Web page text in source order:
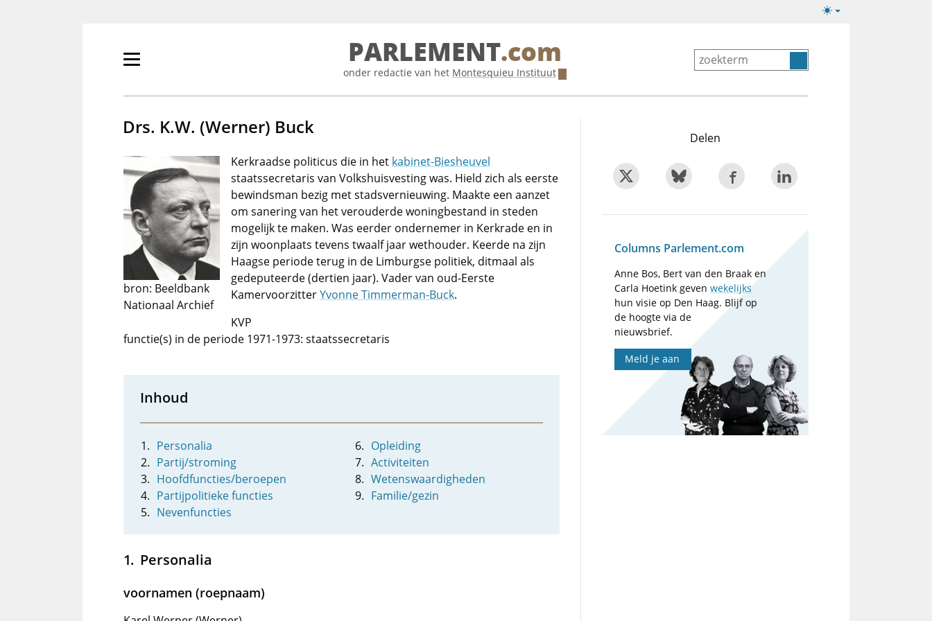
Lichte/donkere
Primair
tonen/verbergen
PARLEMENT.com
onder redactie van het Montesquieu Instituut
Drs. K.W. (Werner) Buck
bron: Beeldbank
Nationaal Archief
Kerkraadse politicus die in het kabinet-Biesheuvel
staatssecretaris van Volkshuisvesting was. Hield zich als eerste
bewindsman bezig met stadsvernieuwing. Maakte een aanzet
om sanering van het verouderde woningbestand in steden
mogelijk te maken. Was eerder ondernemer in Kerkrade en in
zijn woonplaats tevens twaalf jaar wethouder. Keerde na zijn
Haagse periode terug in de Limburgse politiek, ditmaal als
gedeputeerde (dertien jaar). Vader van oud-Eerste
KamervoorzitterYvonne Timmerman-Buck.
KVP
functie(s) in de periode 1971-1973: staatssecretaris
Inhoud
Personalia
Partij/stroming
Hoofdfuncties/beroepen
Partijpolitieke functies
Nevenfuncties
Opleiding
Activiteiten
Wetenswaardigheden
Familie/gezin
Personalia
voornamen (roepnaam)
Delen
Columns Parlement.com
Anne Bos, Bert van den Braak en
Carla Hoetink gevenwekelijks
hun visie op Den Haag. Blijf op
de hoogte via de
nieuwsbrief.
Meld je aan